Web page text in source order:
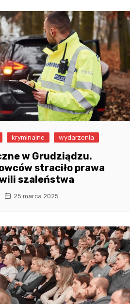
kryminalne wydarzenia
w Grudziądzu.
straciło prawa
szaleństwa
25 marca 2025